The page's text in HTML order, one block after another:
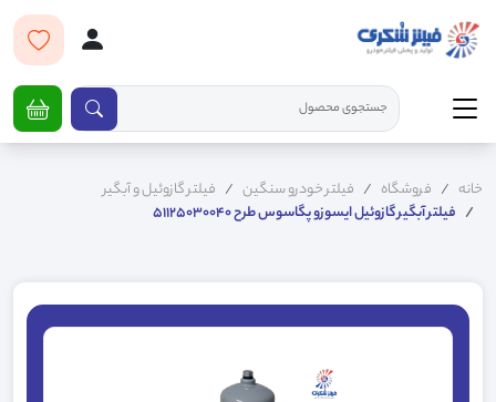
خانه فروشگاه فیلتر خودرو سنگین
فیلتر گازوئیل و آبگیر
فيلتر آبگير گازوئیل ايسوزو پگاسوس طرح 51125030040